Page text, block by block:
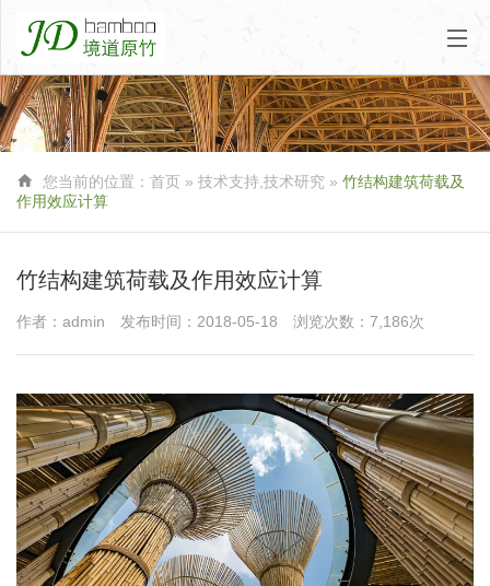
 您当前的位置： 首页 » 技术支持 技术研究 » 竹结构建筑荷载及
作用效应计算
竹结构建筑荷载及作用效应计算
作者：admin 发布时间：2018-05-18 浏览次数：7,186次